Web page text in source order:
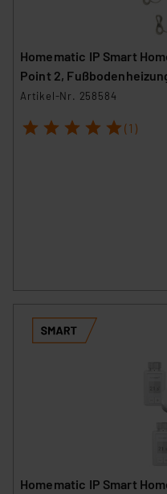
Homematic IP Smart
Point 2,
Wandthermostate und 5
Artikel-Nr. 258584
1 2 3 4 5 (1)
Homematic IP Smart